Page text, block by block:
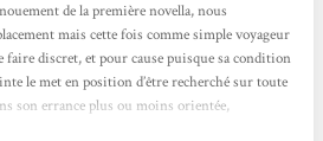
de la première novella, nous
mais cette fois comme simple voyageur
faire discret, et pour cause puisque sa condition
le met en position d’être recherché sur toute
son errance plus ou moins orientée,